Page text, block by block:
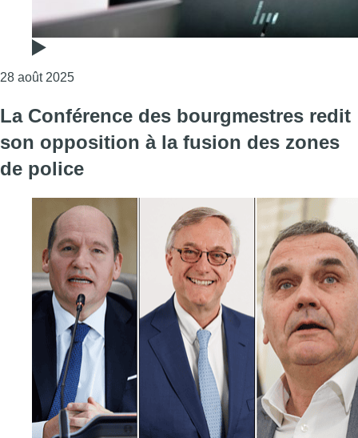
28 août 2025Consulter l'article "L’édito de Fabrice Grosfilley :
La Conférence des bourgmestres redit
son opposition à la fusion des zones
de police